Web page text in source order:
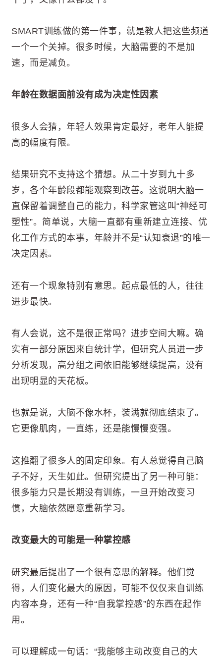
SMART训练做的第一件事，就是教人把这些频道
一个一个关掉。很多时候，大脑需要的不是加
速，而是减负。
年龄在数据面前没有成为决定性因素
很多人会猜，年轻人效果肯定最好，老年人能提
高的幅度有限。
结果研究不支持这个猜想。从二十岁到九十多
岁，各个年龄段都能观察到改善。这说明大脑一
直保留着调整自己的能力，科学家管这叫“神经可
塑性”。简单说，大脑一直都有重新建立连接、优
化工作方式的本事，年龄并不是“认知衰退”的唯一
决定因素。
还有一个现象特别有意思。起点最低的人，往往
进步最快。
有人会说，这不是很正常吗？进步空间大嘛。确
实有一部分原因来自统计学，但研究人员进一步
分析发现，高分组之间依旧能够继续提高，没有
出现明显的天花板。
也就是说，大脑不像水杯，装满就彻底结束了。
它更像肌肉，一直练，还是能慢慢变强。
这推翻了很多人的固定印象。有人总觉得自己脑
子不好，天生如此。但研究提出了另一种可能：
很多能力只是长期没有训练，一旦开始改变习
惯，大脑依然愿意重新学习。
改变最大的可能是一种掌控感
研究最后提出了一个很有意思的解释。他们觉
得，人们变化最大的原因，可能不仅仅来自训练
内容本身，还有一种“自我掌控感”的东西在起作
用。
可以理解成一句话：“我能够主动改变自己的大